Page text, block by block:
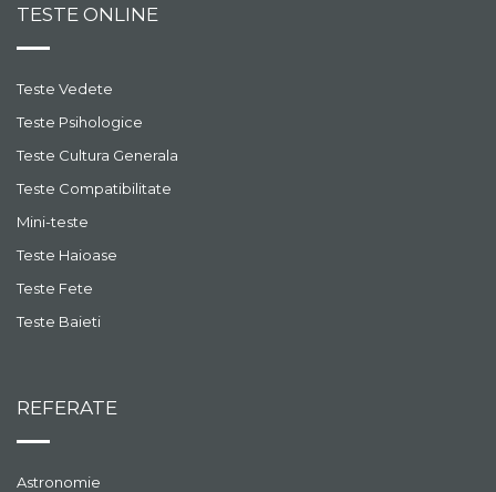
TESTE ONLINE
Teste Vedete
Teste Psihologice
Teste Cultura Generala
Teste Compatibilitate
Mini-teste
Teste Haioase
Teste Fete
Teste Baieti
REFERATE
Astronomie